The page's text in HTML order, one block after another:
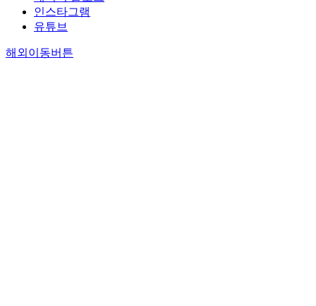
인스타그램
유튜브
해외이동버튼